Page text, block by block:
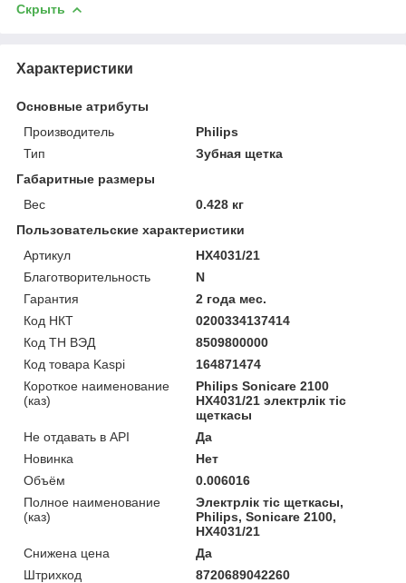
Скрыть
Характеристики
Основные атрибуты
Производитель
Philips
Тип
Зубная щетка
Габаритные размеры
Вес
0.428 кг
Пользовательские характеристики
Артикул
HX4031/21
Благотворительность
N
Гарантия
2 года мес.
Код НКТ
0200334137414
Код ТН ВЭД
8509800000
Код товара Kaspi
164871474
Короткое наименование
(каз)
Philips Sonicare 2100
HX4031/21 электрлік тіс
щеткасы
Не отдавать в API
Да
Новинка
Нет
Объём
0.006016
Полное наименование
(каз)
Электрлік тіс щеткасы,
Philips, Sonicare 2100,
HX4031/21
Снижена цена
Да
Штрихкод
8720689042260